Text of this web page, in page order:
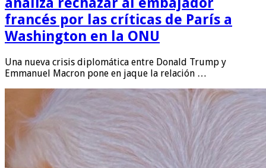
francés por las críticas de París a
Washington en la ONU
Una nueva crisis diplomática entre Donald Trump y
Emmanuel Macron pone en jaque la relación …